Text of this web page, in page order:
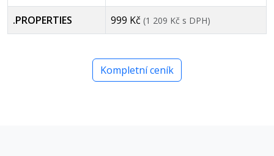
.PROPERTIES 999 Kč (1 209 Kč s DPH)
Kompletní ceník